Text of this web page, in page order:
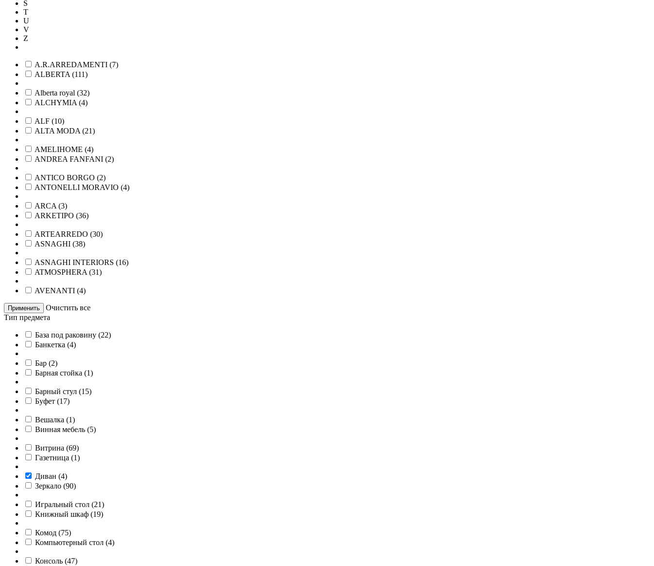
S
T
U
V
Z
A.R.ARREDAMENTI (7)
ALBERTA (111)
Alberta royal (32)
ALCHYMIA (4)
ALF (10)
ALTA MODA (21)
AMELIHOME (4)
ANDREA FANFANI (2)
ANTICO BORGO (2)
ANTONELLI MORAVIO (4)
ARCA (3)
ARKETIPO (36)
ARTEARREDO (30)
ASNAGHI (38)
ASNAGHI INTERIORS (16)
ATMOSPHERA (31)
AVENANTI (4)
Применить
Очистить все
Тип предмета
База под раковину (22)
Банкетка (4)
Бар (2)
Барная стойка (1)
Барный стул (15)
Буфет (17)
Вешалка (1)
Винная мебель (5)
Витрина (69)
Газетница (1)
Диван (4)
Зеркало (90)
Игральный стол (21)
Книжный шкаф (19)
Комод (75)
Компьютерный стол (4)
Консоль (47)